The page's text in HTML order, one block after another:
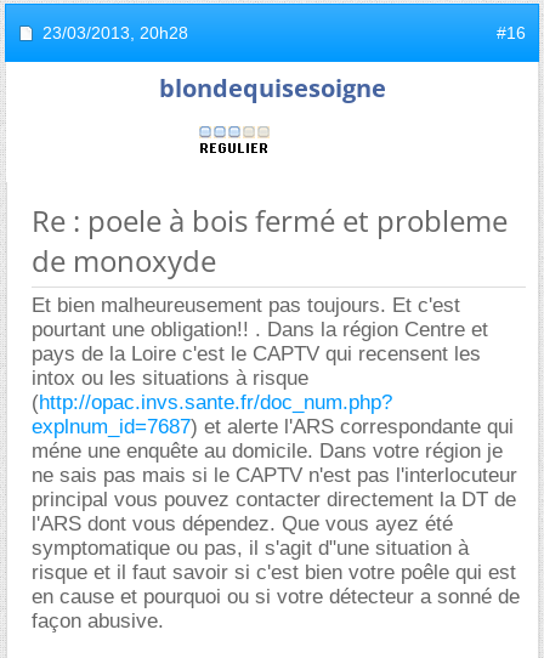
23/03/2013, 20h28 #16
blondequisesoigne
Re : poele à bois fermé et probleme
de monoxyde
Et bien malheureusement pas toujours. Et c'est
pourtant une obligation!! . Dans la région Centre et
pays de la Loire c'est le CAPTV qui recensent les
intox ou les situations à risque
(http://opac.invs.sante.fr/doc_num.php?
explnum_id=7687) et alerte l'ARS correspondante qui
méne une enquête au domicile. Dans votre région je
ne sais pas mais si le CAPTV n'est pas l'interlocuteur
principal vous pouvez contacter directement la DT de
l'ARS dont vous dépendez. Que vous ayez été
symptomatique ou pas, il s'agit d"une situation à
risque et il faut savoir si c'est bien votre poêle qui est
en cause et pourquoi ou si votre détecteur a sonné de
façon abusive.